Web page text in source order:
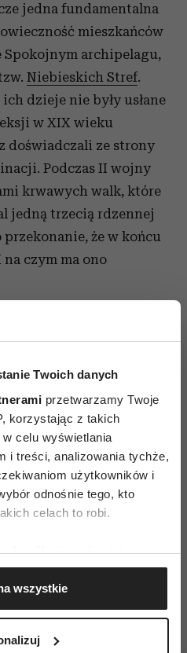
Twoich danych
przetwarzamy Twoje
korzystając z takich
celu wyświetlania
i treści, analizowania tychże,
użytkowników i
odnośnie tego, kto
celach to robi.
chcielibyśmy również:
Twojej lokalizacji
nawet do kilku metrów
urządzenie, aktywnie
odcisk palca)
wszystkie
jedna fundamentalna
mieszkańców
Spokojnym archipelagu,
Niebieskich Stref.
dzieje nie były usłane
w XIX wieku
doświadczali ze strony
Podczas II wojny
krwawych walk, które
jedną trzecią rdzennej
że w końcu
na czym ma ono
bywa
tchem
martw się”,
czy „co
będzie”.
na Okinawie – to
biernego
a rezultatem nie